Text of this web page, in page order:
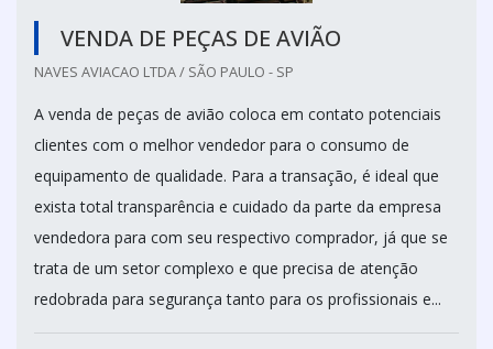
VENDA DE PEÇAS DE AVIÃO
NAVES AVIACAO LTDA / SÃO PAULO - SP
A venda de peças de avião coloca em contato potenciais
clientes com o melhor vendedor para o consumo de
equipamento de qualidade. Para a transação, é ideal que
exista total transparência e cuidado da parte da empresa
vendedora para com seu respectivo comprador, já que se
trata de um setor complexo e que precisa de atenção
redobrada para segurança tanto para os profissionais e...